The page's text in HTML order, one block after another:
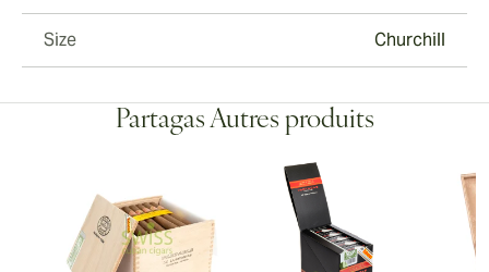
Size Churchill
Partagas Autres produits